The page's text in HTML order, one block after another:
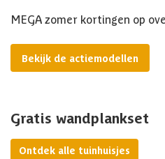
MEGA zomer kortingen op
Bekijk de actiemodellen
Gratis wandplankset
Ontdek alle tuinhuisjes